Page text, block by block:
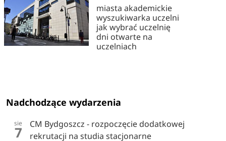
miasta akademickie
wyszukiwarka uczelni
jak wybrać uczelnię
dni otwarte na
uczelniach
Nadchodzące wydarzenia
sie
7
CM Bydgoszcz - rozpoczęcie dodatkowej
rekrutacji na studia stacjonarne